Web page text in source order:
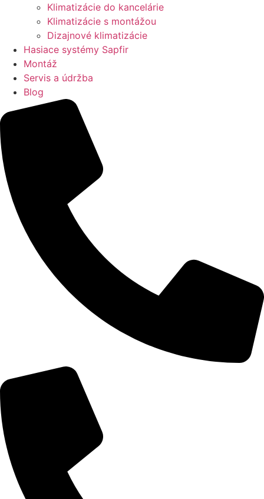
Klimatizácie do kancelárie
Klimatizácie s montážou
Dizajnové klimatizácie
Hasiace systémy Sapfir
Montáž
Servis a údržba
Blog